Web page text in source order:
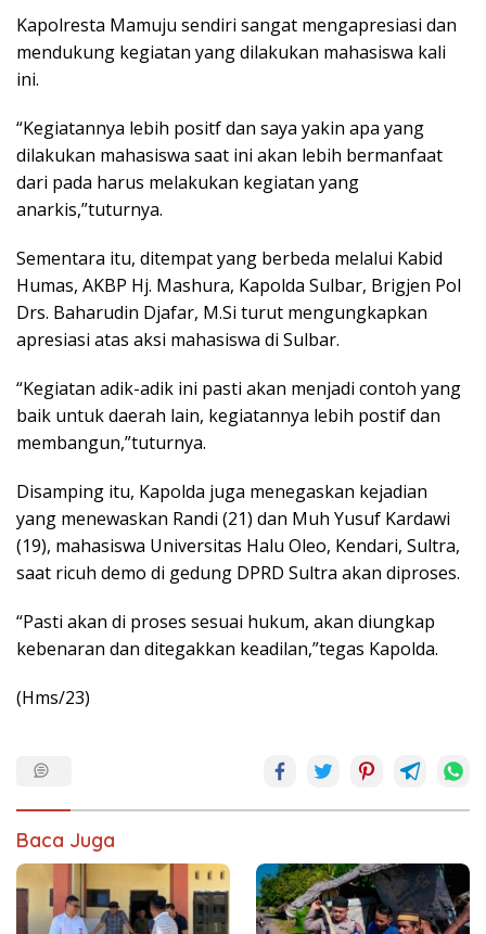
Kapolresta Mamuju sendiri sangat mengapresiasi dan
mendukung kegiatan yang dilakukan mahasiswa kali
ini.
“Kegiatannya lebih positf dan saya yakin apa yang
dilakukan mahasiswa saat ini akan lebih bermanfaat
dari pada harus melakukan kegiatan yang
anarkis,”tuturnya.
Sementara itu, ditempat yang berbeda melalui Kabid
Humas, AKBP Hj. Mashura, Kapolda Sulbar, Brigjen Pol
Drs. Baharudin Djafar, M.Si turut mengungkapkan
apresiasi atas aksi mahasiswa di Sulbar.
“Kegiatan adik-adik ini pasti akan menjadi contoh yang
baik untuk daerah lain, kegiatannya lebih postif dan
membangun,”tuturnya.
Disamping itu, Kapolda juga menegaskan kejadian
yang menewaskan Randi (21) dan Muh Yusuf Kardawi
(19), mahasiswa Universitas Halu Oleo, Kendari, Sultra,
saat ricuh demo di gedung DPRD Sultra akan diproses.
“Pasti akan di proses sesuai hukum, akan diungkap
kebenaran dan ditegakkan keadilan,”tegas Kapolda.
(Hms/23)
Baca Juga